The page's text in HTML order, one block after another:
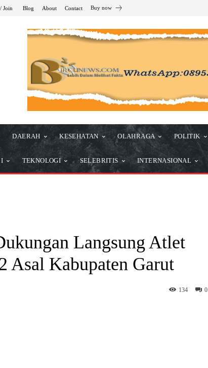
Join Blog About Contact Buy now
DAERAH KESEHATAN OLAHRAGA POLITIK
TEKNOLOGI SELEBRITIS INTERNASIONAL
Langsung Atlet
Asal Kabupaten Garut
0
134